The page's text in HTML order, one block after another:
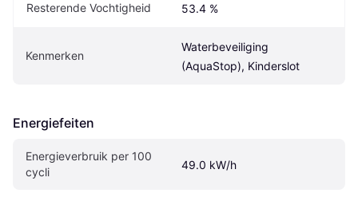
Resterende Vochtigheid 53.4 %
Kenmerken
Waterbeveiliging
(AquaStop), Kinderslot
Energiefeiten
Energieverbruik per 100
cycli
49.0 kW/h